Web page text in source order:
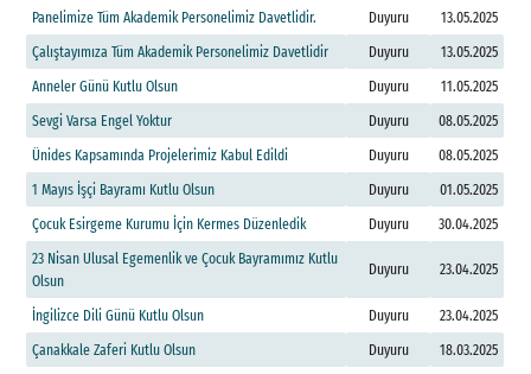
Panelimize Tüm Akademik Personelimiz Davetlidir. Duyuru
13.05.2025
Çalıştayımıza Tüm Akademik Personelimiz Davetlidir Duyuru
13.05.2025
Anneler Günü Kutlu Olsun Duyuru
11.05.2025
Sevgi Varsa Engel Yoktur Duyuru
08.05.2025
Ünides Kapsamında Projelerimiz Kabul Edildi Duyuru
08.05.2025
1 Mayıs İşçi Bayramı Kutlu Olsun Duyuru
01.05.2025
Çocuk Esirgeme Kurumu İçin Kermes Düzenledik Duyuru
30.04.2025
23 Nisan Ulusal Egemenlik ve Çocuk Bayramımız Kutlu
Olsun
Duyuru 23.04.2025
İngilizce Dili Günü Kutlu Olsun Duyuru
23.04.2025
Çanakkale Zaferi Kutlu Olsun Duyuru
18.03.2025